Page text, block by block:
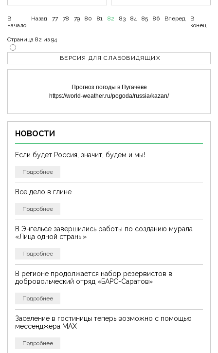
ВЕРСИЯ ДЛЯ СЛАБОВИДЯЩИХ
Прогноз погоды в Пугачеве
https://world-weather.ru/pogoda/russia/kazan/
НОВОСТИ
Если будет Россия, значит, будем и мы!
Подробнее
Все дело в глине
Подробнее
В Энгельсе завершились работы по созданию мурала
«Лица одной страны»
Подробнее
В регионе продолжается набор резервистов в
добровольческий отряд «БАРС-Саратов»
Подробнее
Заселение в гостиницы теперь возможно с помощью
мессенджера MAX
Подробнее
В
начало
Назад 77 78 79 80 81 82 83 84 85 86 Вперед
В
конец
Страница 82 из 94